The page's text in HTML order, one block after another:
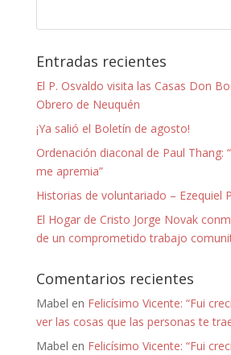
Entradas recientes
El P. Osvaldo visita las Casas Don
Obrero de Neuquén
¡Ya salió el Boletín de agosto!
Ordenación diaconal de Paul Thang:
me apremia”
Historias de voluntariado – Ezequiel
El Hogar de Cristo Jorge Novak
de un comprometido trabajo
Comentarios recientes
Mabel en Felicísimo Vicente: “Fui
ver las cosas que las personas te
Mabel en Felicísimo Vicente: “Fui